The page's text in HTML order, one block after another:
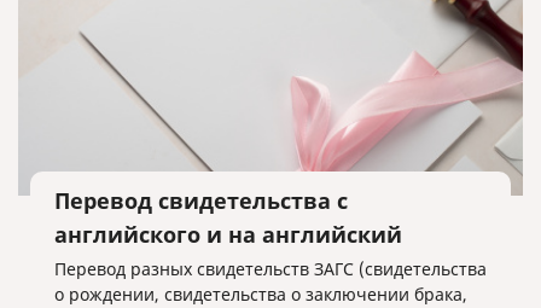
Перевод свидетельства с
английского и на английский
Перевод разных свидетельств ЗАГС (свидетельства
о рождении, свидетельства о заключении брака,